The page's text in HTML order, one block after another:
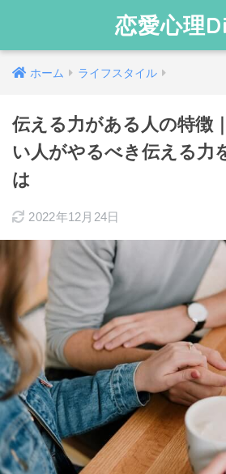
恋愛心理
ホーム ライフスタイル
伝える力がある人の特徴
い人がやるべき伝える力
は
2022年12月24日